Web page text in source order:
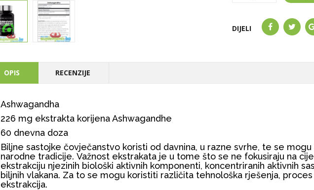
DIJELI
OPIS RECENZIJE
Ashwagandha
226 mg ekstrakta korijena Ashwagandhe
60 dnevna doza
Biljne sastojke čovječanstvo koristi od davnina, u razne svrhe, te se
narodne tradicije. Važnost ekstrakata je u tome što se ne fokusiraju na
ekstrakciju njezinih biološki aktivnih komponenti, koncentriranih aktivnih
biljnih vlakana. Za to se mogu koristiti različita tehnološka rješenja,
ekstrakcija.